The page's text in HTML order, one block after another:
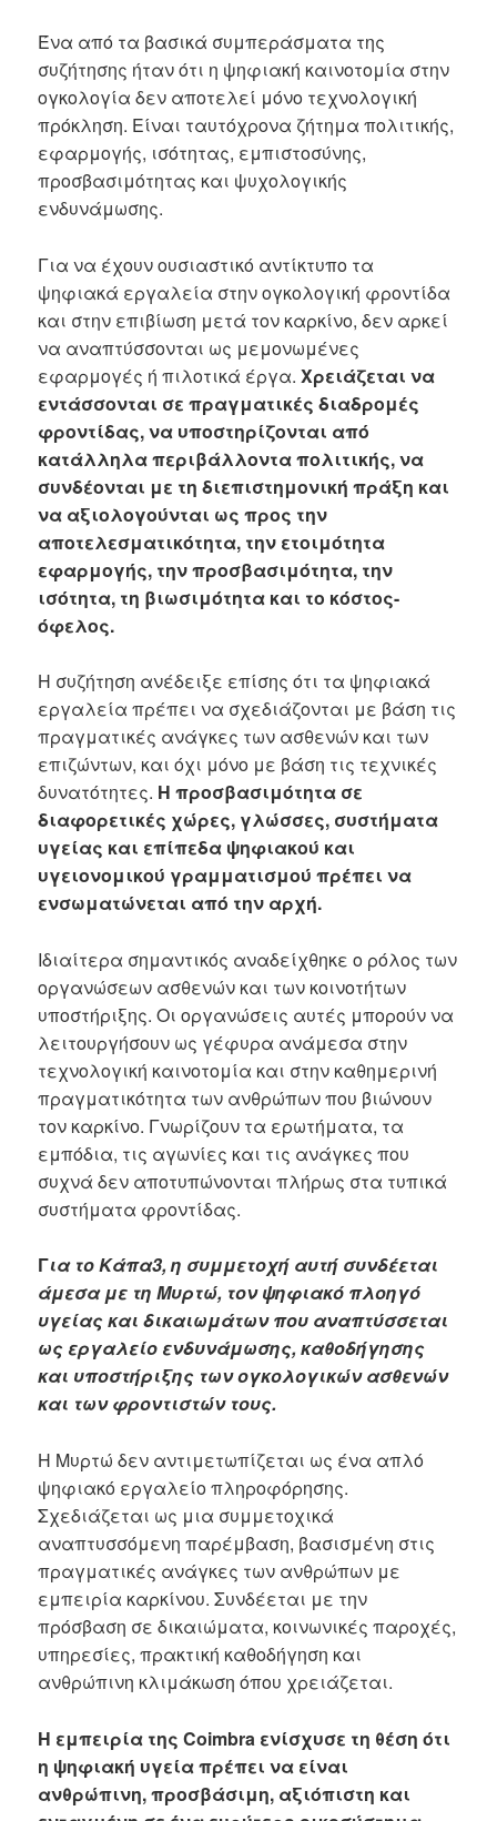
Ένα από τα βασικά συμπεράσματα της
συζήτησης ήταν ότι η ψηφιακή καινοτομία στην
ογκολογία δεν αποτελεί μόνο τεχνολογική
πρόκληση. Είναι ταυτόχρονα ζήτημα πολιτικής,
εφαρμογής, ισότητας, εμπιστοσύνης,
προσβασιμότητας και ψυχολογικής
ενδυνάμωσης.
Για να έχουν ουσιαστικό αντίκτυπο τα
ψηφιακά εργαλεία στην ογκολογική φροντίδα
και στην επιβίωση μετά τον καρκίνο, δεν αρκεί
να αναπτύσσονται ως μεμονωμένες
εφαρμογές ή πιλοτικά έργα.Χρειάζεται να
εντάσσονται σε πραγματικές διαδρομές
φροντίδας, να υποστηρίζονται από
κατάλληλα περιβάλλοντα πολιτικής, να
συνδέονται με τη διεπιστημονική πράξη και
να αξιολογούνται ως προς την
αποτελεσματικότητα, την ετοιμότητα
εφαρμογής, την προσβασιμότητα, την
ισότητα, τη βιωσιμότητα και το κόστος-
όφελος.
Η συζήτηση ανέδειξε επίσης ότι τα ψηφιακά
εργαλεία πρέπει να σχεδιάζονται με βάση τις
πραγματικές ανάγκες των ασθενών και των
επιζώντων, και όχι μόνο με βάση τις τεχνικές
δυνατότητες. Η προσβασιμότητα σε
διαφορετικές χώρες, γλώσσες, συστήματα
υγείας και επίπεδα ψηφιακού και
υγειονομικού γραμματισμού πρέπει να
ενσωματώνεται από την αρχή.
Ιδιαίτερα σημαντικός αναδείχθηκε ο ρόλος των
οργανώσεων ασθενών και των κοινοτήτων
υποστήριξης. Οι οργανώσεις αυτές μπορούν να
λειτουργήσουν ως γέφυρα ανάμεσα στην
τεχνολογική καινοτομία και στην καθημερινή
πραγματικότητα των ανθρώπων που βιώνουν
τον καρκίνο. Γνωρίζουν τα ερωτήματα, τα
εμπόδια, τις αγωνίες και τις ανάγκες που
συχνά δεν αποτυπώνονται πλήρως στα τυπικά
συστήματα φροντίδας.
Για το Κάπα3, η συμμετοχή αυτή συνδέεται
άμεσα με τη Μυρτώ, τον ψηφιακό πλοηγό
υγείας και δικαιωμάτων που αναπτύσσεται
ως εργαλείο ενδυνάμωσης, καθοδήγησης
και υποστήριξης των ογκολογικών ασθενών
και των φροντιστών τους.
Η Μυρτώ δεν αντιμετωπίζεται ως ένα απλό
ψηφιακό εργαλείο πληροφόρησης.
Σχεδιάζεται ως μια συμμετοχικά
αναπτυσσόμενη παρέμβαση, βασισμένη στις
πραγματικές ανάγκες των ανθρώπων με
εμπειρία καρκίνου. Συνδέεται με την
πρόσβαση σε δικαιώματα, κοινωνικές παροχές,
υπηρεσίες, πρακτική καθοδήγηση και
ανθρώπινη κλιμάκωση όπου χρειάζεται.
Η εμπειρία της Coimbra ενίσχυσε τη θέση ότι
η ψηφιακή υγεία πρέπει να είναι
ανθρώπινη, προσβάσιμη, αξιόπιστη και